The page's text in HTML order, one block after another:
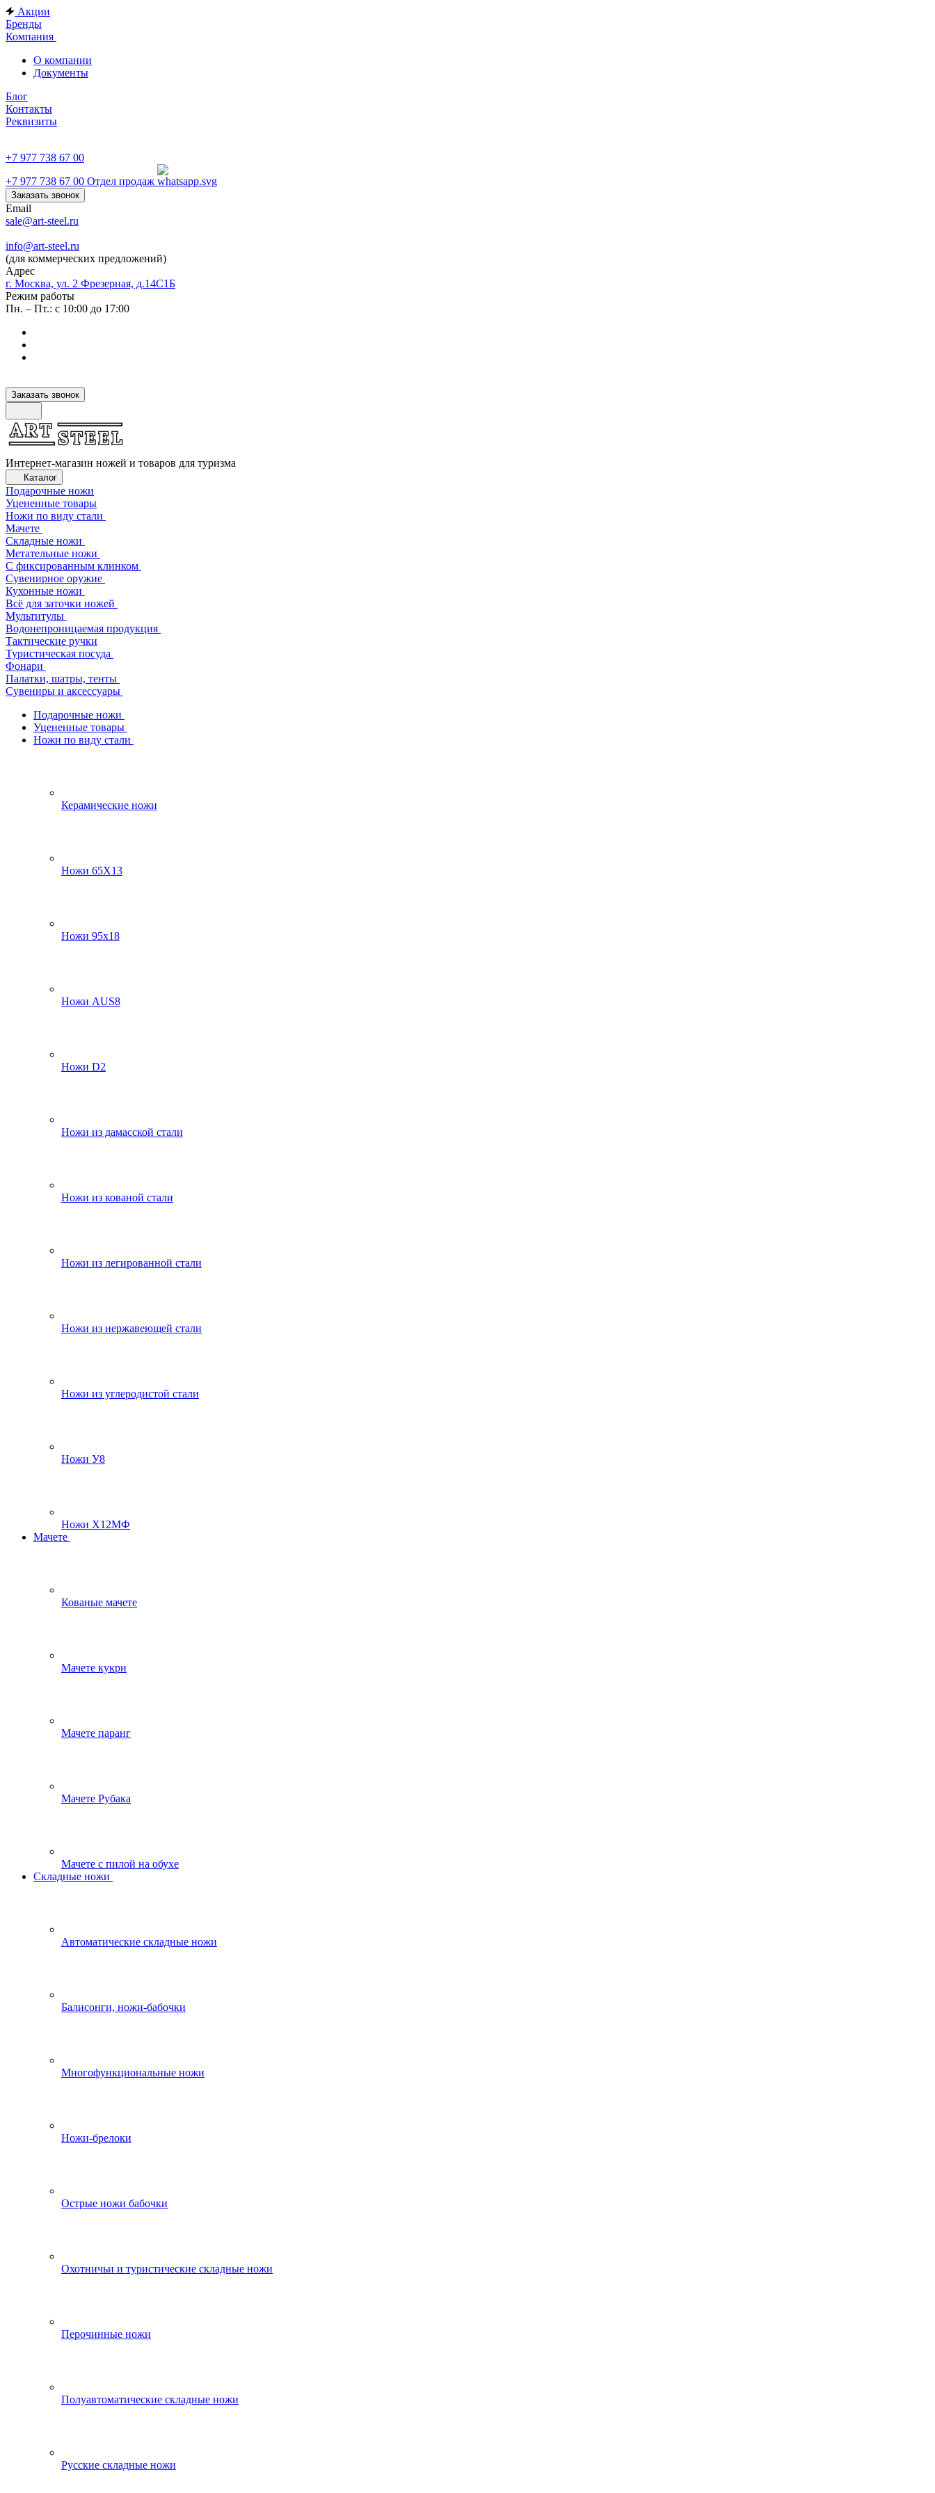
Акции
Бренды
Компания
О компании
Документы
Блог
Контакты
Реквизиты
+7 977 738 67 00
+7 977 738 67 00 Отдел продаж
Заказать звонок
Email
sale@art-steel.ru
info@art-steel.ru
(для коммерческих предложений)
Адрес
г. Москва, ул. 2 Фрезерная, д.14С1Б
Режим работы
Пн. – Пт.: с 10:00 до 17:00
Заказать звонок
Интернет-магазин ножей и товаров для туризма
Каталог
Подарочные ножи
Уцененные товары
Ножи по виду стали
Мачете
Складные ножи
Метательные ножи
С фиксированным клинком
Сувенирное оружие
Кухонные ножи
Всё для заточки ножей
Мультитулы
Водонепроницаемая продукция
Тактические ручки
Туристическая посуда
Фонари
Палатки, шатры, тенты
Сувениры и аксессуары
Подарочные ножи
Уцененные товары
Ножи по виду стали
Керамические ножи
Ножи 65Х13
Ножи 95х18
Ножи AUS8
Ножи D2
Ножи из дамасской стали
Ножи из кованой стали
Ножи из легированной стали
Ножи из нержавеющей стали
Ножи из углеродистой стали
Ножи У8
Ножи Х12МФ
Мачете
Кованые мачете
Мачете кукри
Мачете паранг
Мачете Рубака
Мачете с пилой на обухе
Складные ножи
Автоматические складные ножи
Балисонги, ножи-бабочки
Многофункциональные ножи
Ножи-брелоки
Острые ножи бабочки
Охотничьи и туристические складные ножи
Перочинные ножи
Полуавтоматические складные ножи
Русские складные ножи